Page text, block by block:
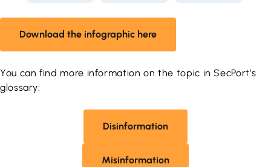
Download the infographic here
You can find more information on the topic in SecPort’s
glossary:
Disinformation
Misinformation